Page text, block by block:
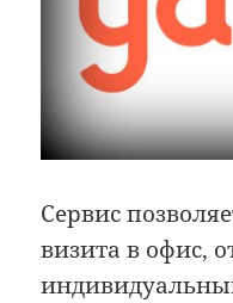
Сервис
визита в офис,